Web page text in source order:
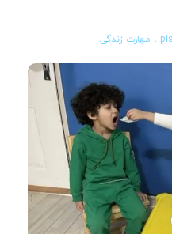
، مهارت زندگی